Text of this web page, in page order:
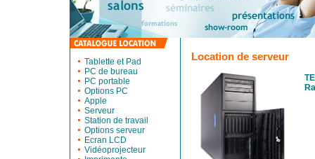
Tablette et Pad
PC de bureau
PC portable
Options PC
Apple
Serveur
Station de travail
Options serveur
Ecran LCD
Vidéoprojecteur
Location de serveur